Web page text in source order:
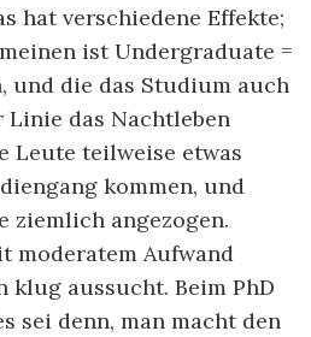
hat verschiedene Effekte;
ist Undergraduate =
und die das Studium auch
das Nachtleben
Leute teilweise etwas
kommen, und
ziemlich angezogen.
moderatem Aufwand
klug aussucht. Beim PhD
sei denn, man macht den